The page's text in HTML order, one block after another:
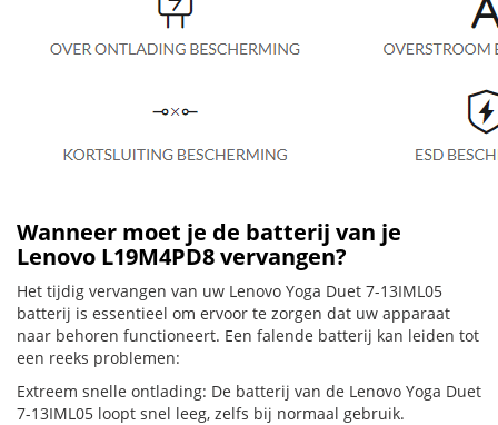
Wanneer moet je de batterij van je
Lenovo L19M4PD8 vervangen?
Het tijdig vervangen van uw Lenovo Yoga Duet 7-13IML05
batterij is essentieel om ervoor te zorgen dat uw apparaat
naar behoren functioneert. Een falende batterij kan leiden tot
een reeks problemen:
Extreem snelle ontlading: De batterij van de Lenovo Yoga Duet
7-13IML05 loopt snel leeg, zelfs bij normaal gebruik.